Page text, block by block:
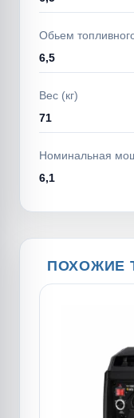
Обьем
6,5
Вес (кг)
71
Номинальная
6,1
ПОХОЖИЕ